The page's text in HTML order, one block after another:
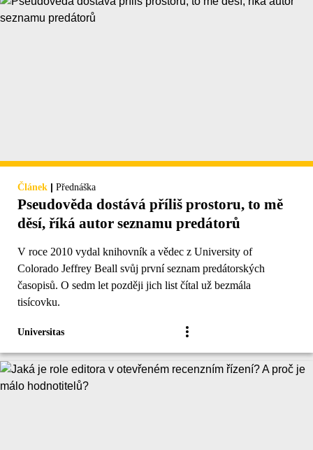
Článek | Přednáška
Pseudověda dostává příliš prostoru, to mě
děsí, říká autor seznamu predátorů
V roce 2010 vydal knihovník a vědec z University of
Colorado Jeffrey Beall svůj první seznam predátorských
časopisů. O sedm let později jich list čítal už bezmála
tisícovku.
Universitas